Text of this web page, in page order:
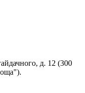
д. 12 (300